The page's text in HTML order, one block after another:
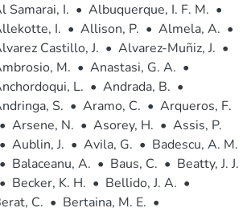
Samarai, I. • Albuquerque, I. F. M. •
I. • Allison, P. • Almela, A. •
Castillo, J. • Alvarez-Muñiz, J. •
M. • Anastasi, G. A. •
L. • Andrada, B. •
S. • Aramo, C. • Arqueros, F.
• Arsene, N. • Asorey, H. • Assis, P.
• Aublin, J. • Avila, G. • Badescu, A. M.
• Balaceanu, A. • Baus, C. • Beatty, J. J.
• Becker, K. H. • Bellido, J. A. •
C. • Bertaina, M. E. •